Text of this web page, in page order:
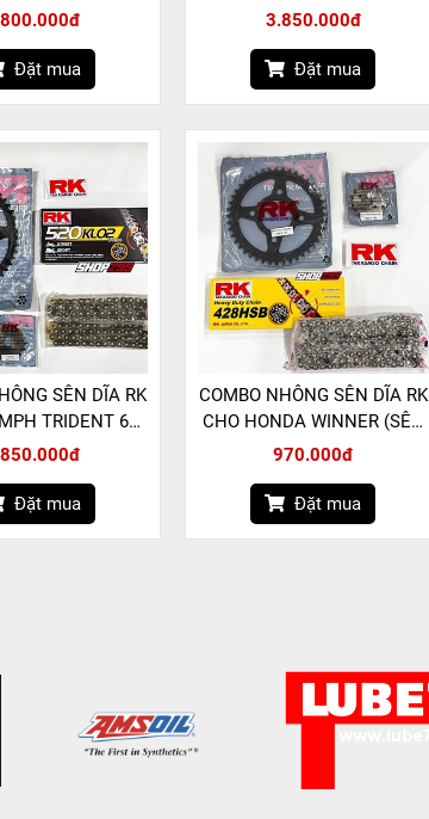
PHỐT X-RING)
Đặt mua
520 KLO2 PHỐT O-RING)
3.850.000đ
Đặt mua
SÊN DĨA RK
TRIDENT 660
KLO2 PHỐT O-
Đặt mua
COMBO NHÔNG SÊN DĨA RK
CHO HONDA WINNER (SÊN
RK 428 HSB KHÔNG PHỐT)
970.000đ
Đặt mua